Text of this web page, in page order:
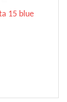
15 blue